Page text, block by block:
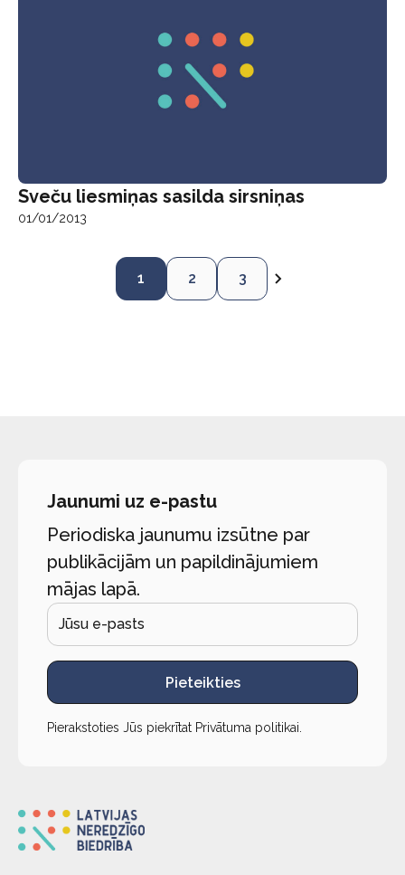
Sveču liesmiņas sasilda sirsniņas
01/01/2013
1 2 3
Jaunumi uz e-pastu
Periodiska jaunumu izsūtne par
publikācijām un papildinājumiem
mājas lapā.
Pieteikties
Pierakstoties Jūs piekrītat Privātuma politikai